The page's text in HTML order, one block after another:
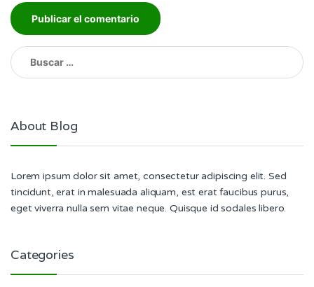
Buscar:
About Blog
Lorem ipsum dolor sit amet, consectetur adipiscing elit. Sed
tincidunt, erat in malesuada aliquam, est erat faucibus purus,
eget viverra nulla sem vitae neque. Quisque id sodales libero.
Categories